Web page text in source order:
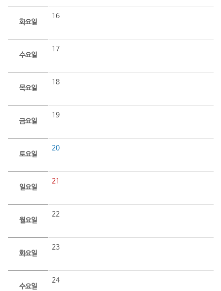
화요일
16
수요일
17
목요일
18
금요일
19
토요일
20
일요일
21
월요일
22
화요일
23
수요일
24